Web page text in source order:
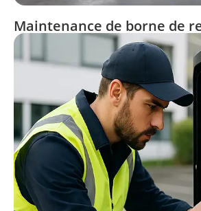
Maintenance de borne de